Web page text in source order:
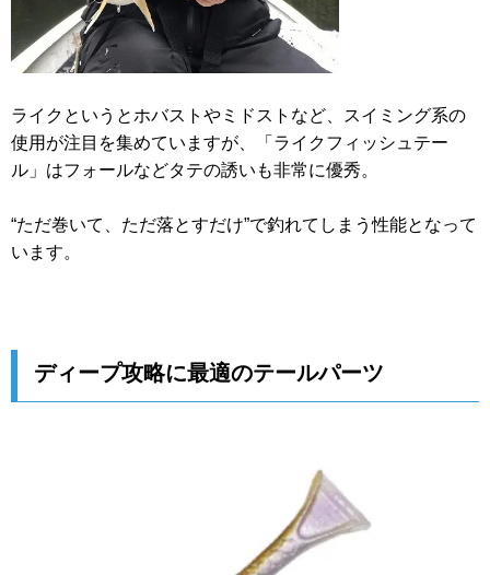
ライクというとホバストやミドストなど、スイミング系の
使用が注目を集めていますが、「ライクフィッシュテー
ル」はフォールなどタテの誘いも非常に優秀。
“ただ巻いて、ただ落とすだけ”で釣れてしまう性能となって
います。
ディープ攻略に最適のテールパーツ